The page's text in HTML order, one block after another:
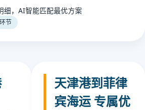
细，AI智能匹配最优方案
节
天津港到菲律
宾海运 专属优